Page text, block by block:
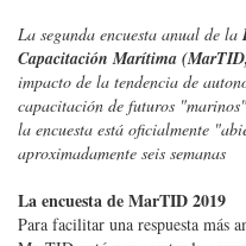
La segunda encuesta anual de la
Capacitación Marítima
impacto de la tendencia de
capacitación de futuros
la encuesta está oficialmente
aproximadamente seis semanas
La encuesta de MarTID 2019
Para facilitar una respuesta más